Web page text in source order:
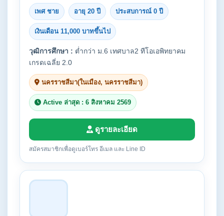
เพศ ชาย อายุ 20 ปี ประสบการณ์ 0 ปี
เงินเดือน 11,000 บาทขึ้นไป
วุฒิการศึกษา : ต่ำกว่า ม.6 เทศบาล2 ทีโอเอพิทยาคม
เกรดเฉลี่ย 2.0
นครราชสีมา(ในเมือง, นครราชสีมา)
Active ล่าสุด : 6 สิงหาคม 2569
ดูรายละเอียด
สมัครสมาชิกเพื่อดูเบอร์โทร อีเมล และ Line ID